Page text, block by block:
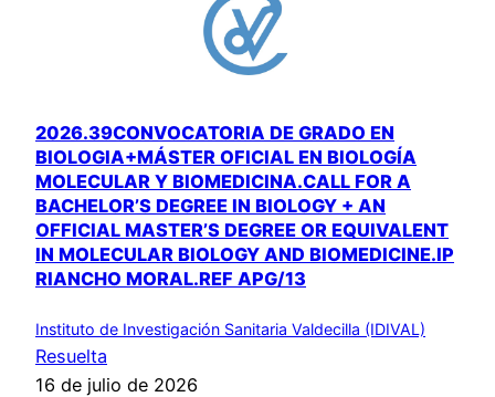
2026.39CONVOCATORIA DE GRADO EN
BIOLOGIA+MÁSTER OFICIAL EN BIOLOGÍA
MOLECULAR Y BIOMEDICINA.CALL FOR A
BACHELOR’S DEGREE IN BIOLOGY + AN
OFFICIAL MASTER’S DEGREE OR EQUIVALENT
IN MOLECULAR BIOLOGY AND BIOMEDICINE.IP
RIANCHO MORAL.REF APG/13
Instituto de Investigación Sanitaria Valdecilla (IDIVAL)
Resuelta
16 de julio de 2026